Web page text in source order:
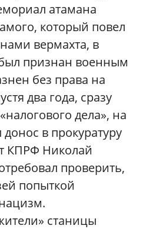
атамана
который повел
вермахта, в
признан военным
без права на
два года, сразу
дела», на
в прокуратуру
КПРФ Николай
проверить,
попыткой
станицы